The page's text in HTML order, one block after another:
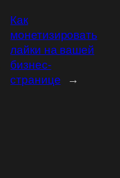
Как
монетизировать
лайки на вашей
бизнес-
странице
→